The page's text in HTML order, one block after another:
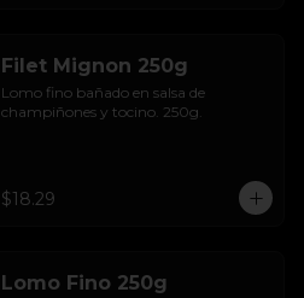
Filet Mignon 250g
Lomo fino bañado en salsa de
champiñones y tocino. 250g.
$18.29
Lomo Fino 250g